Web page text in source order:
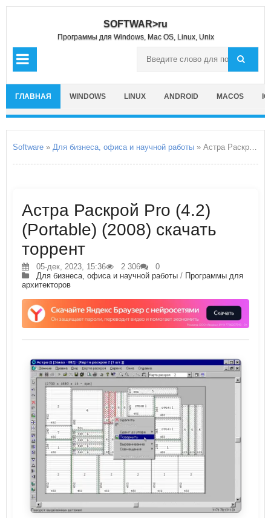
SOFTWAR>ru
Программы для Windows, Mac OS, Linux, Unix
ГЛАВНАЯ WINDOWS LINUX ANDROID MACOS
Software » Для бизнеса, офиса и научной работы » Астра Раскрой Pro
Астра Раскрой Pro (4.2)
(Portable) (2008) скачать
торрент
05-дек, 2023, 15:36 2 306
0
Для бизнеса, офиса и научной работы / Программы для
архитекторов